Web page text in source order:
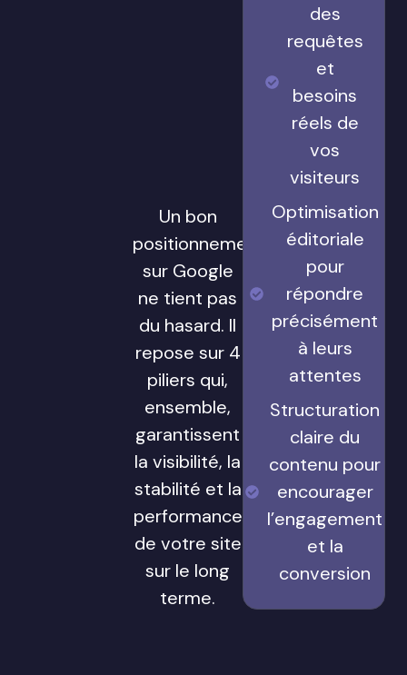
Un bon
positionnement
sur Google
ne tient pas
du hasard. Il
repose sur 4
piliers qui,
ensemble,
garantissent
la visibilité, la
stabilité et la
performance
de votre site
sur le long
terme.
des
requêtes
et
besoins
réels de
vos
visiteurs
Optimisation
éditoriale
pour
répondre
précisément
à leurs
attentes
Structuration
claire du
contenu pour
encourager
l’engagement
et la
conversion